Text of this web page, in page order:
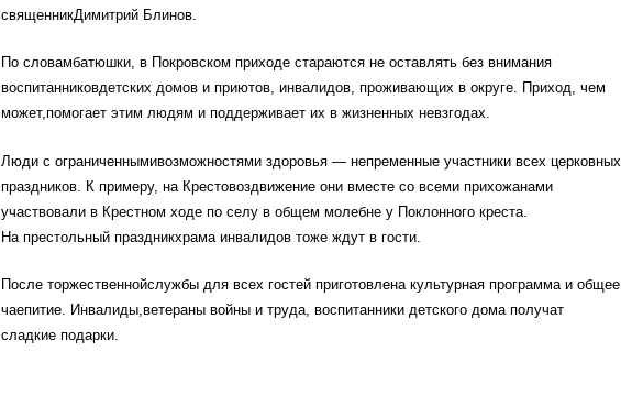
священникДимитрий Блинов.
По словамбатюшки, в Покровском приходе стараются не оставлять без внимания
воспитанниковдетских домов и приютов, инвалидов, проживающих в округе. Приход, чем
может,помогает этим людям и поддерживает их в жизненных невзгодах.
Люди с ограниченнымивозможностями здоровья — непременные участники всех церковных
праздников. К примеру, на Крестовоздвижение они вместе со всеми прихожанами
участвовали в Крестном ходе по селу в общем молебне у Поклонного креста.
На престольный праздникхрама инвалидов тоже ждут в гости.
После торжественнойслужбы для всех гостей приготовлена культурная программа и общее
чаепитие. Инвалиды,ветераны войны и труда, воспитанники детского дома получат
сладкие подарки.